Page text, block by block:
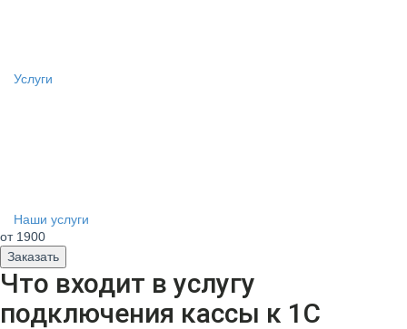
Услуги
Наши услуги
от 1900
Заказать
Что входит в услугу
подключения кассы к 1С